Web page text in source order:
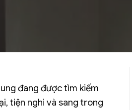
đang được tìm kiếm
tiện nghi và sang trong